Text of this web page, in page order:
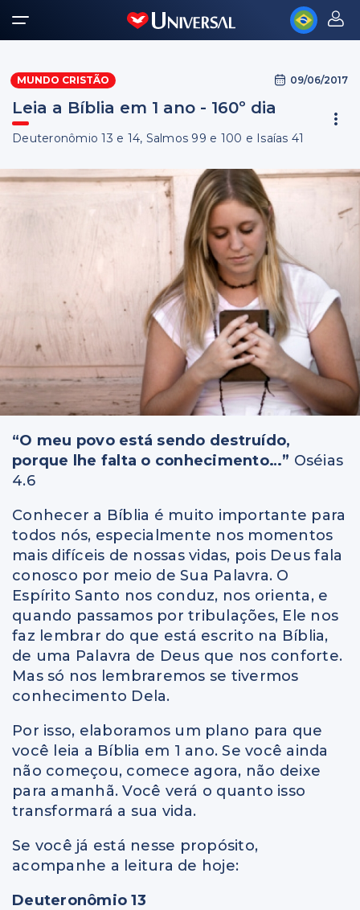
MUNDO CRISTÃO 09/06/2017
Leia a Bíblia em 1 ano - 160º dia
Deuteronômio 13 e 14, Salmos 99 e 100 e Isaías 41
“O meu povo está sendo destruído,
porque lhe falta o conhecimento…” Oséias
4.6
Conhecer a Bíblia é muito importante para
todos nós, especialmente nos momentos
mais difíceis de nossas vidas, pois Deus fala
conosco por meio de Sua Palavra. O
Espírito Santo nos conduz, nos orienta, e
quando passamos por tribulações, Ele nos
faz lembrar do que está escrito na Bíblia,
de uma Palavra de Deus que nos conforte.
Mas só nos lembraremos se tivermos
conhecimento Dela.
Por isso, elaboramos um plano para que
você leia a Bíblia em 1 ano. Se você ainda
não começou, comece agora, não deixe
para amanhã. Você verá o quanto isso
transformará a sua vida.
Se você já está nesse propósito,
acompanhe a leitura de hoje:
Deuteronômio 13